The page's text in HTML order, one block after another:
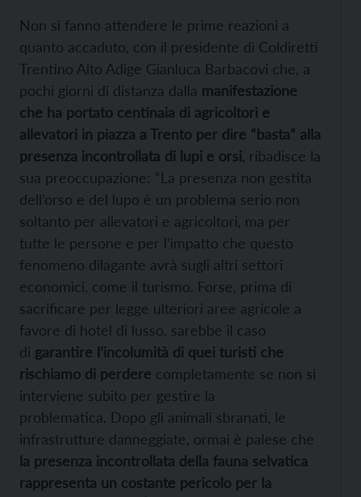
Non si fanno attendere le prime reazioni a
quanto accaduto, con il presidente di Coldiretti
Trentino Alto Adige Gianluca Barbacovi che, a
pochi giorni di distanza dalla manifestazione
che ha portato centinaia di agricoltori e
allevatori in piazza a Trento per dire “basta” alla
presenza incontrollata di lupi e orsi , ribadisce la
sua preoccupazione: “La presenza non gestita
dell’orso e del lupo è un problema serio non
soltanto per allevatori e agricoltori, ma per
tutte le persone e per l’impatto che questo
fenomeno dilagante avrà sugli altri settori
economici, come il turismo. Forse, prima di
sacrificare per legge ulteriori aree agricole a
favore di hotel di lusso, sarebbe il caso
di garantire l’incolumità di quei turisti che
rischiamo di perdere completamente se non si
interviene subito per gestire la
problematica. Dopo gli animali sbranati, le
infrastrutture danneggiate, ormai è palese che
la presenza incontrollata della fauna selvatica
rappresenta un costante pericolo per la